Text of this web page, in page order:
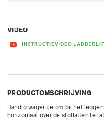
VIDEO
INSTRUCTIEVIDEO
PRODUCTOMSCHRIJVING
Handig wagentje om bij het
horizontaal over de stoflatten te